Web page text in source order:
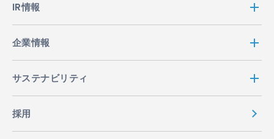
IR情報
企業情報
サステナビリティ
採用